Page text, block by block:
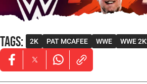
Tags: 2K PAT MCAFEE WWE WWE
Opens in new window
Opens in new window
Opens in new window